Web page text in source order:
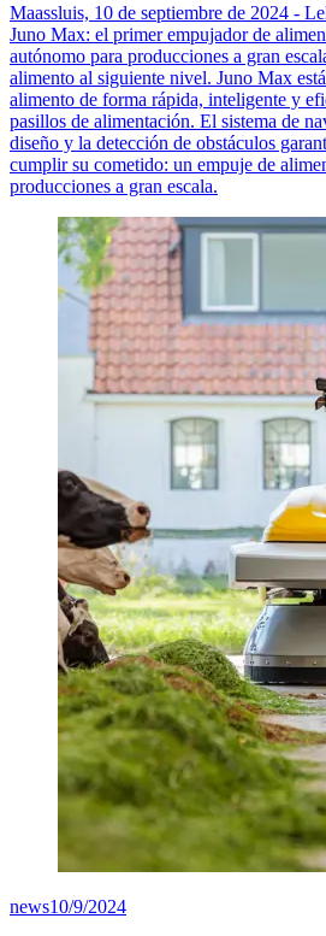
Maassluis, 10 de septiembre de 2024 -
Juno Max: el primer empujador de
autónomo para producciones a gran
alimento al siguiente nivel. Juno Max
alimento de forma rápida, inteligente y
pasillos de alimentación. El sistema de
diseño y la detección de obstáculos
cumplir su cometido: un empuje de
producciones a gran escala.
news10/9/2024